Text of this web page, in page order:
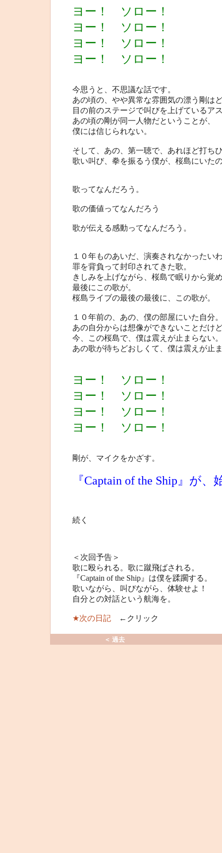
ヨー！ ソロー！
ヨー！ ソロー！
ヨー！ ソロー！
ヨー！ ソロー！
今思うと、不思議な話です。
あの頃の、やや異常な雰囲気の漂う剛は
目の前のステージで叫びを上げているア
あの頃の剛が同一人物だということが、
僕には信じられない。
そして、あの、第一聴で、あれほど打ち
歌い叫び、拳を振るう僕が、桜島にいた
歌ってなんだろう。
歌の価値ってなんだろう
歌が伝える感動ってなんだろう。
１０年ものあいだ、演奏されなかったい
罪を背負って封印されてきた歌。
きしみを上げながら、桜島で眠りから覚
最後にこの歌が。
桜島ライブの最後の最後に、この歌が。
１０年前の、あの、僕の部屋にいた自分
あの自分からは想像ができないことだけ
今、この桜島で、僕は震えが止まらない
あの歌が待ちどおしくて、僕は震えが止
ヨー！ ソロー！
ヨー！ ソロー！
ヨー！ ソロー！
ヨー！ ソロー！
剛が、マイクをかざす。
『Captain of the Ship』が、
続く
＜次回予告＞
歌に殴られる。歌に蹴飛ばされる。
『Captain of the Ship』は僕を蹂躙する。
歌いながら、叫びながら、体験せよ！
自分との対話という航海を。
★次の日記←クリック
＜ 過去